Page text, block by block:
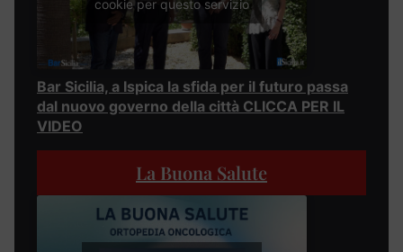
cookie per questo servizio
Bar Sicilia, a Ispica la sfida per il futuro passa
dal nuovo governo della città CLICCA PER IL
VIDEO
La Buona Salute